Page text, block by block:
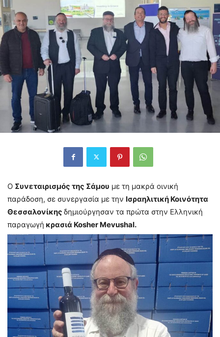
Ο Συνεταιρισμός της Σάμου με τη μακρά οινική
παράδοση, σε συνεργασία με την Ισραηλιτική Κοινότητα
Θεσσαλονίκης δημιούργησαν τα πρώτα στην Ελληνική
παραγωγή κρασιά Kosher Mevushal.